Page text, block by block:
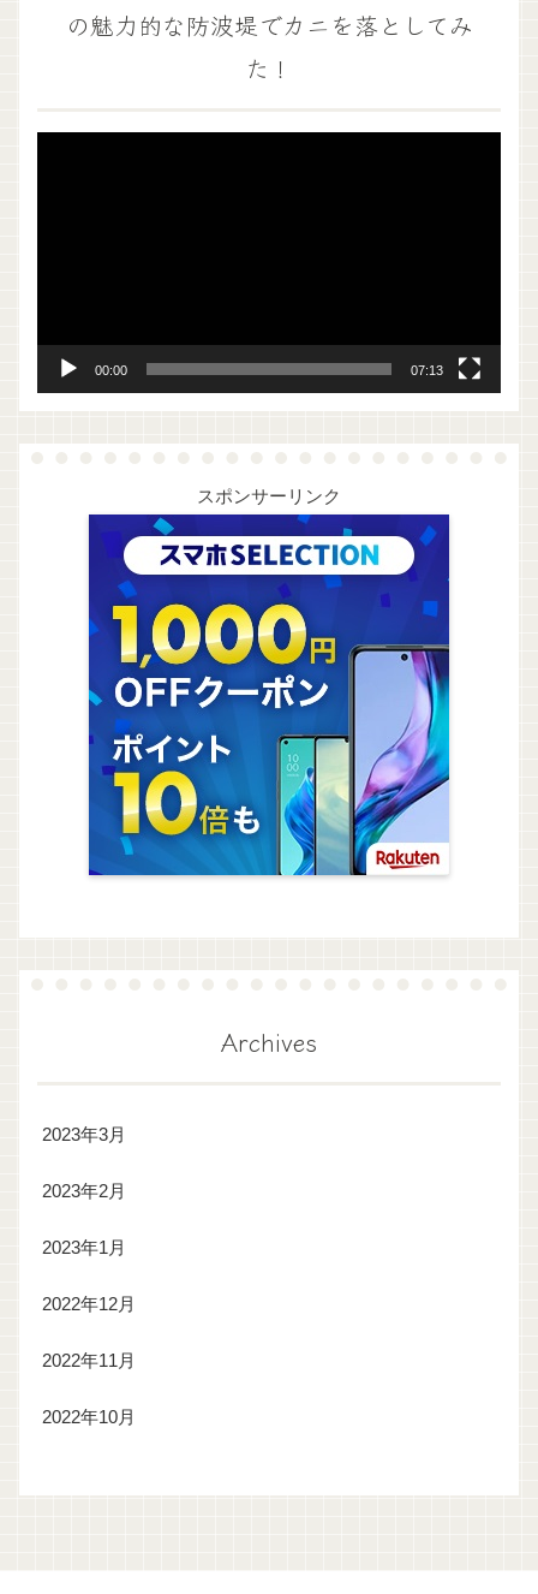
の魅力的な防波堤でカニを落としてみ
た！
ー
00:00 07:13
スポンサーリンク
Archives
2023年3月
2023年2月
2023年1月
2022年12月
2022年11月
2022年10月